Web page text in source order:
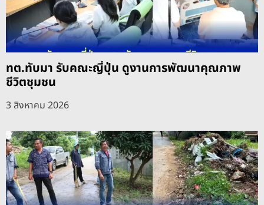
ทต.ทับมา รับคณะญี่ปุ่น ดูงานการพัฒนาคุณภาพ
ชีวิตชุมชน
3 สิงหาคม 2026